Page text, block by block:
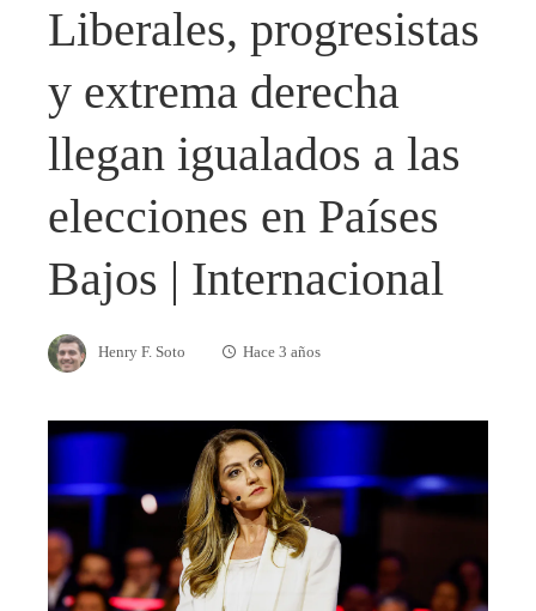
Liberales, progresistas
y extrema derecha
llegan igualados a las
elecciones en Países
Bajos | Internacional
Henry F. Soto Hace 3 años